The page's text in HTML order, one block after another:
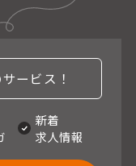
ービス！
新着
求人情報